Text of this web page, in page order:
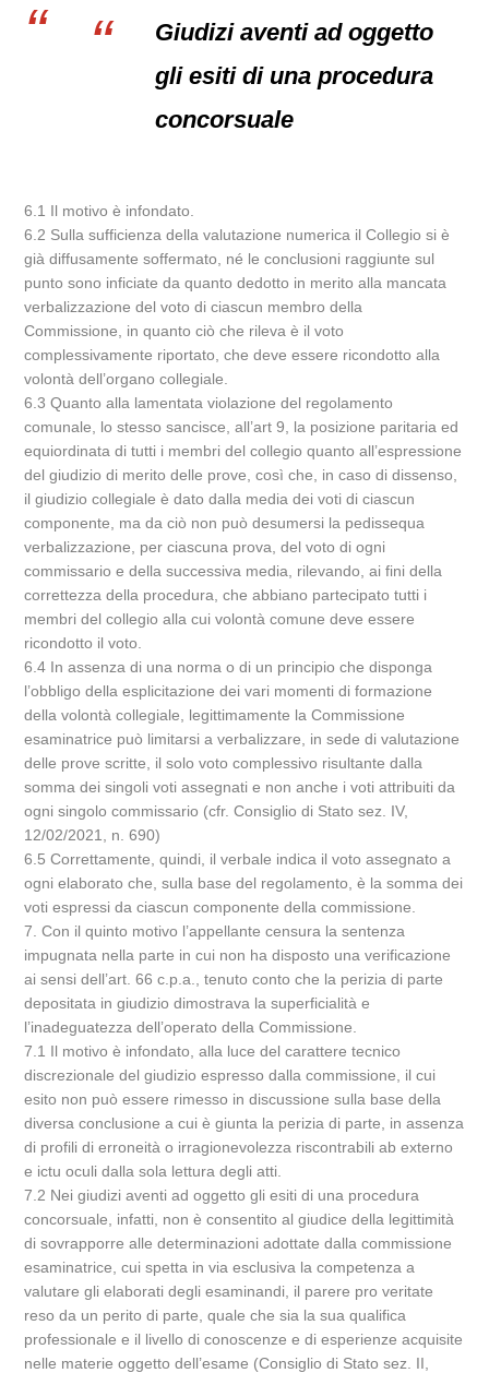
Giudizi aventi ad oggetto
gli esiti di una procedura
concorsuale
6.1 Il motivo è infondato.
6.2 Sulla sufficienza della valutazione numerica il Collegio si è
già diffusamente soffermato, né le conclusioni raggiunte sul
punto sono inficiate da quanto dedotto in merito alla mancata
verbalizzazione del voto di ciascun membro della
Commissione, in quanto ciò che rileva è il voto
complessivamente riportato, che deve essere ricondotto alla
volontà dell’organo collegiale.
6.3 Quanto alla lamentata violazione del regolamento
comunale, lo stesso sancisce, all’art 9, la posizione paritaria ed
equiordinata di tutti i membri del collegio quanto all’espressione
del giudizio di merito delle prove, così che, in caso di dissenso,
il giudizio collegiale è dato dalla media dei voti di ciascun
componente, ma da ciò non può desumersi la pedissequa
verbalizzazione, per ciascuna prova, del voto di ogni
commissario e della successiva media, rilevando, ai fini della
correttezza della procedura, che abbiano partecipato tutti i
membri del collegio alla cui volontà comune deve essere
ricondotto il voto.
6.4 In assenza di una norma o di un principio che disponga
l’obbligo della esplicitazione dei vari momenti di formazione
della volontà collegiale, legittimamente la Commissione
esaminatrice può limitarsi a verbalizzare, in sede di valutazione
delle prove scritte, il solo voto complessivo risultante dalla
somma dei singoli voti assegnati e non anche i voti attribuiti da
ogni singolo commissario (cfr. Consiglio di Stato sez. IV,
12/02/2021, n. 690)
6.5 Correttamente, quindi, il verbale indica il voto assegnato a
ogni elaborato che, sulla base del regolamento, è la somma dei
voti espressi da ciascun componente della commissione.
7. Con il quinto motivo l’appellante censura la sentenza
impugnata nella parte in cui non ha disposto una verificazione
ai sensi dell’art. 66 c.p.a., tenuto conto che la perizia di parte
depositata in giudizio dimostrava la superficialità e
l’inadeguatezza dell’operato della Commissione.
7.1 Il motivo è infondato, alla luce del carattere tecnico
discrezionale del giudizio espresso dalla commissione, il cui
esito non può essere rimesso in discussione sulla base della
diversa conclusione a cui è giunta la perizia di parte, in assenza
di profili di erroneità o irragionevolezza riscontrabili ab externo
e ictu oculi dalla sola lettura degli atti.
7.2 Nei giudizi aventi ad oggetto gli esiti di una procedura
concorsuale, infatti, non è consentito al giudice della legittimità
di sovrapporre alle determinazioni adottate dalla commissione
esaminatrice, cui spetta in via esclusiva la competenza a
valutare gli elaborati degli esaminandi, il parere pro veritate
reso da un perito di parte, quale che sia la sua qualifica
professionale e il livello di conoscenze e di esperienze acquisite
nelle materie oggetto dell’esame (Consiglio di Stato sez. II,